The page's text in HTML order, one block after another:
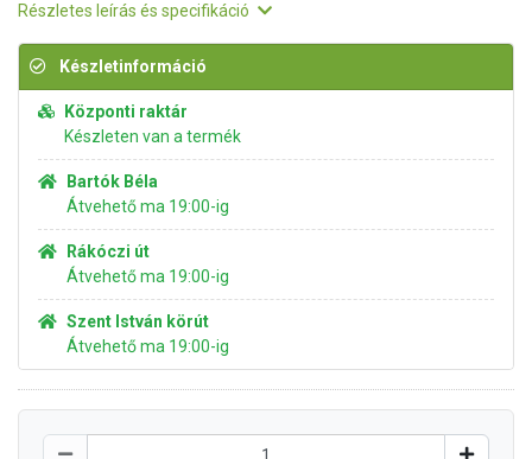
Részletes leírás és specifikáció
Készletinformáció
Központi raktár
Készleten van a termék
Bartók Béla
Átvehető ma 19:00-ig
Rákóczi út
Átvehető ma 19:00-ig
Szent István körút
Átvehető ma 19:00-ig